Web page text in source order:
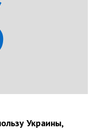
Украины,